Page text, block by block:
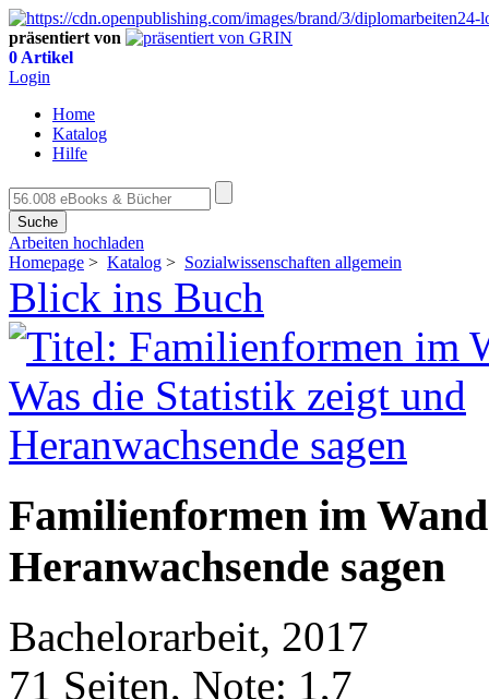
präsentiert von
0 Artikel
Login
Home
Katalog
Hilfe
Suche
Arbeiten hochladen
Homepage > Katalog > Sozialwissenschaften allgemein
Blick ins Buch
Familienformen im
Heranwachsende sagen
Bachelorarbeit, 2017
71 Seiten, Note: 1,7